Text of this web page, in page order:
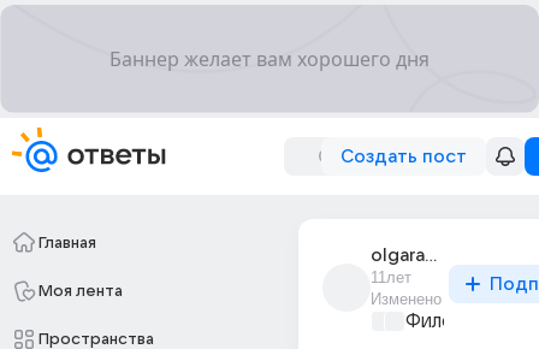
Создать пост
Главная
Моя лента
Пространства
olgaraduga
11лет
Изменено
Философский